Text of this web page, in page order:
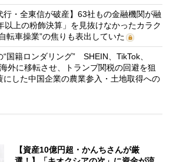
行・全東信が破産】63社もの金融機関が融
以上の粉飾決算」を見抜けなかったカラク
転車操業”の焦りも表出していた
国籍ロンダリング” SHEIN、TikTok、
外に移転させ、トランプ関税の回避を狙
した中国企業の農業参入・土地取得への
【資産10億円超・かんちさんが厳